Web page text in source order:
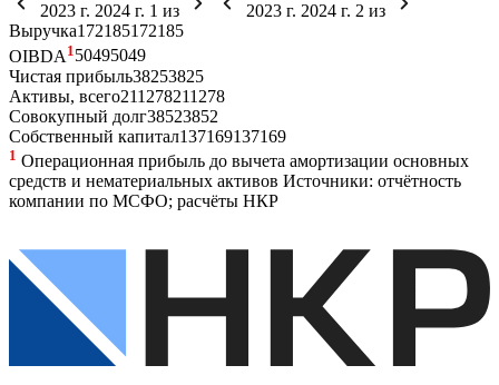
2023 г. 2024 г. 1 из 2023 г. 2024 г. 2 из
Выручка172185172185
OIBDA 1 50495049
Чистая прибыль38253825
Активы, всего211 278211 278
Совокупный долг38523852
Собственный капитал137169137169
1 Операционная прибыль до вычета амортизации основных
средств и нематериальных активов Источники: отчётность
компании по МСФО; расчёты НКР